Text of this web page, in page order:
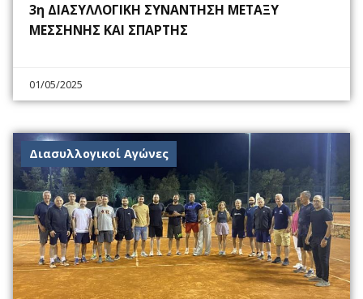
3η ΔΙΑΣΥΛΛΟΓΙΚΗ ΣΥΝΑΝΤΗΣΗ ΜΕΤΑΞΥ
ΜΕΣΣΗΝΗΣ ΚΑΙ ΣΠΑΡΤΗΣ
01/05/2025
Διασυλλογικοί Αγώνες